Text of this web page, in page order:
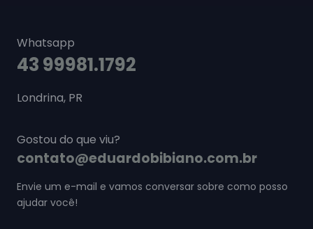
Whatsapp
43 99981.1792
Londrina, PR
Gostou do que viu?
contato@eduardobibiano.com.br
Envie um e-mail e vamos conversar sobre como posso
ajudar você!